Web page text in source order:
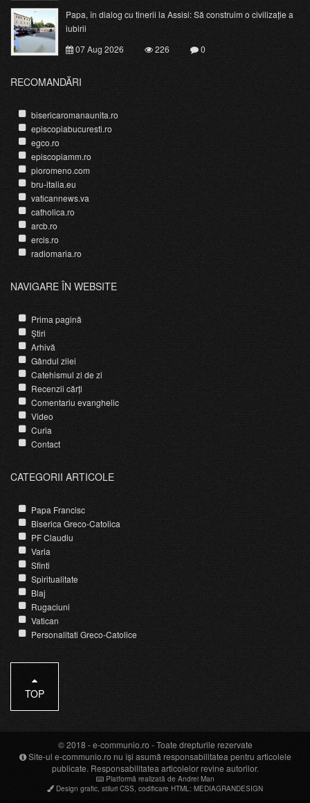
Papa, în dialog cu tinerii la Assisi: Să construim o civilizație a
iubirii
07 Aug 2026
226 0
RECOMANDĂRI
bisericaromanaunita.ro
episcopiabucuresti.ro
egco.ro
episcopiamm.ro
pioromeno.com
bru-italia.eu
vaticannews.va
catholica.ro
arcb.ro
ercis.ro
radiomaria.ro
NAVIGARE ÎN WEBSITE
Prima pagină
Știri
Arhivă
Gândul zilei
Catehismul zi de zi
Recenzii cărți
Comentariu evanghelic
Video
Curia
Contact
CATEGORII ARTICOLE
Papa Francisc
Biserica Greco-Catolica
PF Claudiu
Varia
Sfinti
Spiritualitate
Blaj
Rugaciuni
Vatican
Personalitati Greco-Catolice
TOP
© 2018 -e-communio.ro - Toate drepturile rezervate
Site-ul e-communio.ro nu își asumă responsabilitatea pentru articolele
publicate. Responsabilitatea articolelor revine autorilor.
Platformă realizată de Andrei Man
Design grafic, stiluri CSS, codificare HTML: MEDIAGRANDESIGN